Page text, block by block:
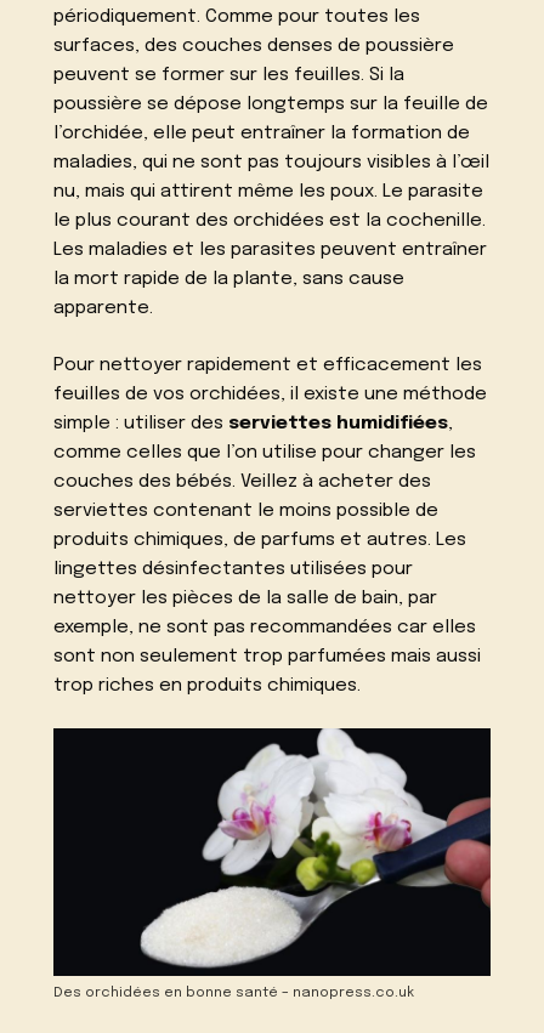
périodiquement. Comme pour toutes les
surfaces, des couches denses de poussière
peuvent se former sur les feuilles. Si la
poussière se dépose longtemps sur la feuille de
l’orchidée, elle peut entraîner la formation de
maladies, qui ne sont pas toujours visibles à l’œil
nu, mais qui attirent même les poux. Le parasite
le plus courant des orchidées est la cochenille.
Les maladies et les parasites peuvent entraîner
la mort rapide de la plante, sans cause
apparente.
Pour nettoyer rapidement et efficacement les
feuilles de vos orchidées, il existe une méthode
simple : utiliser des serviettes humidifiées,
comme celles que l’on utilise pour changer les
couches des bébés. Veillez à acheter des
serviettes contenant le moins possible de
produits chimiques, de parfums et autres. Les
lingettes désinfectantes utilisées pour
nettoyer les pièces de la salle de bain, par
exemple, ne sont pas recommandées car elles
sont non seulement trop parfumées mais aussi
trop riches en produits chimiques.
Des orchidées en bonne santé – nanopress.co.uk